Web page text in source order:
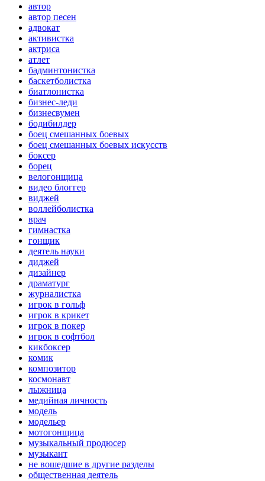
автор
автор песен
адвокат
активистка
актриса
атлет
бадминтонистка
баскетболистка
биатлонистка
бизнес-леди
бизнесвумен
бодибилдер
боец смешанных боевых
боец смешанных боевых искусств
боксер
борец
велогонщица
видео блоггер
виджей
воллейболистка
врач
гимнастка
гонщик
деятель науки
диджей
дизайнер
драматург
журналистка
игрок в гольф
игрок в крикет
игрок в покер
игрок в софтбол
кикбоксер
комик
композитор
космонавт
лыжница
медийная личность
модель
модельер
мотогонщица
музыкальный продюсер
музыкант
не вошедшие в другие разделы
общественная деятель